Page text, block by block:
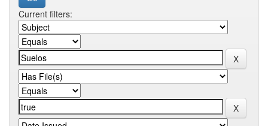
Current filters: